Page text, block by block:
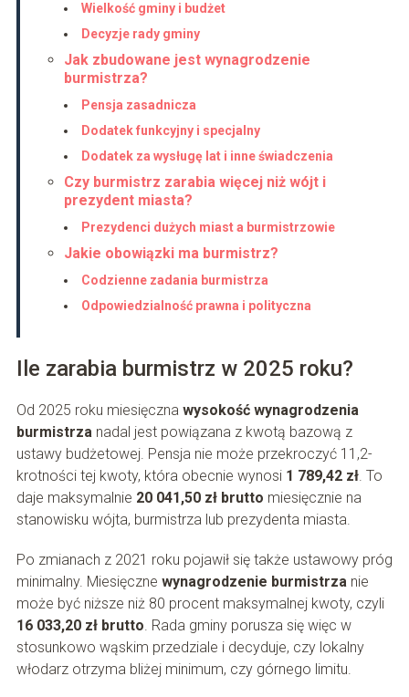
Wielkość gminy i budżet
Decyzje rady gminy
Jak zbudowane jest wynagrodzenie
burmistrza?
Pensja zasadnicza
Dodatek funkcyjny i specjalny
Dodatek za wysługę lat i inne świadczenia
Czy burmistrz zarabia więcej niż wójt i
prezydent miasta?
Prezydenci dużych miast a burmistrzowie
Jakie obowiązki ma burmistrz?
Codzienne zadania burmistrza
Odpowiedzialność prawna i polityczna
Ile zarabia burmistrz w 2025 roku?
Od 2025 roku miesięczna wysokość wynagrodzenia
burmistrzanadal jest powiązana z kwotą bazową z
ustawy budżetowej. Pensja nie może przekroczyć 11,2-
krotności tej kwoty, która obecnie wynosi 1 789,42 zł. To
daje maksymalnie 20 041,50 zł brutto miesięcznie na
stanowisku wójta, burmistrza lub prezydenta miasta.
Po zmianach z 2021 roku pojawił się także ustawowy próg
minimalny. Miesięczne wynagrodzenie burmistrzanie
może być niższe niż 80 procent maksymalnej kwoty, czyli
16 033,20 zł brutto. Rada gminy porusza się więc w
stosunkowo wąskim przedziale i decyduje, czy lokalny
włodarz otrzyma bliżej minimum, czy górnego limitu.